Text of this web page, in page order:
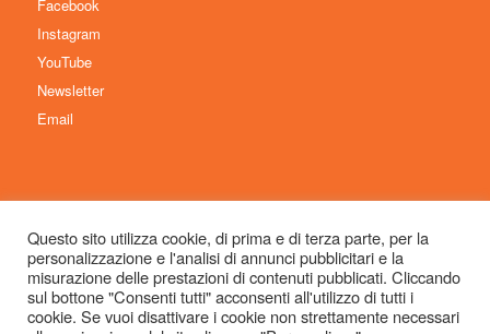
Facebook
Instagram
YouTube
Newsletter
Email
© Copyright 2026 Immaginaria International Film Festival - Un progetto di:
Associazione Culturale Visibilia APS – Sede legale: Studio Commercialista
Dott.ssa Michela Sabattini, via D’Azeglio 71, 40123 Bologna –
Questo sito utilizza cookie, di prima e di terza parte, per la
personalizzazione e l'analisi di annunci pubblicitari e la
misurazione delle prestazioni di contenuti pubblicati. Cliccando
sul bottone "Consenti tutti" acconsenti all'utilizzo di tutti i
cookie. Se vuoi disattivare i cookie non strettamente necessari